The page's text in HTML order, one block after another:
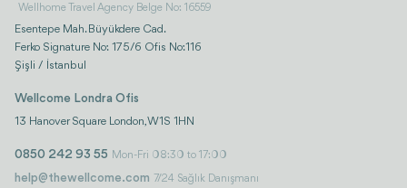
Wellhome Travel Agency Belge No: 16559
Esentepe Mah. Büyükdere Cad.
Ferko Signature No: 175/6 Ofis No:116
Şişli / İstanbul
Wellcome Londra Ofis
13 Hanover Square London, W1S 1HN
0850 242 93 55 Mon-Fri 08:30 to 17:00
help@thewellcome.com 7/24 Sağlık Danışmanı